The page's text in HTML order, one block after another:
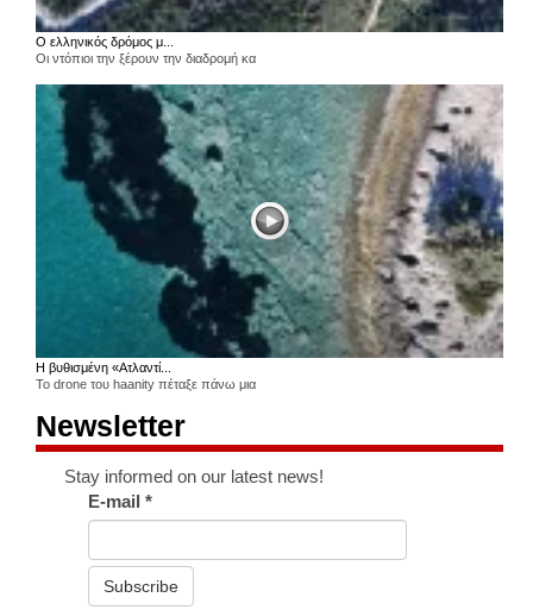
Ο ελληνικός δρόμος μ...
Οι ντόπιοι την ξέρουν την διαδρομή κα
Η βυθισμένη «Ατλαντί...
Το drone του haanity πέταξε πάνω μια
Newsletter
Stay informed on our latest news!
E-mail*
Subscribe